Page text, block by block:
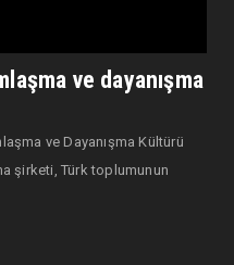
ve dayanışma
ve Dayanışma Kültürü
şirketi, Türk toplumunun